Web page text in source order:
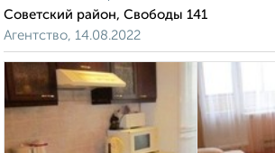
Советский район, Свободы 141
Агентство, 14.08.2022